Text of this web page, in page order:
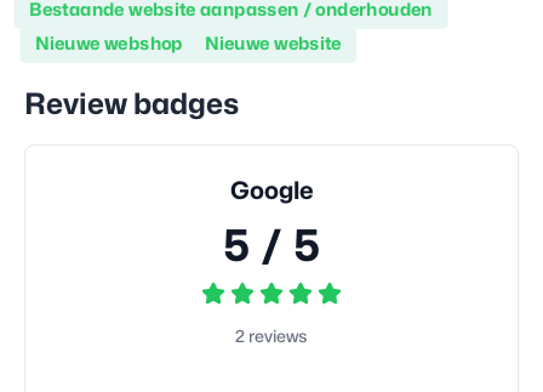
Bestaande website aanpassen / onderhouden
Nieuwe webshop Nieuwe website
Review badges
Google
5 / 5
2 reviews